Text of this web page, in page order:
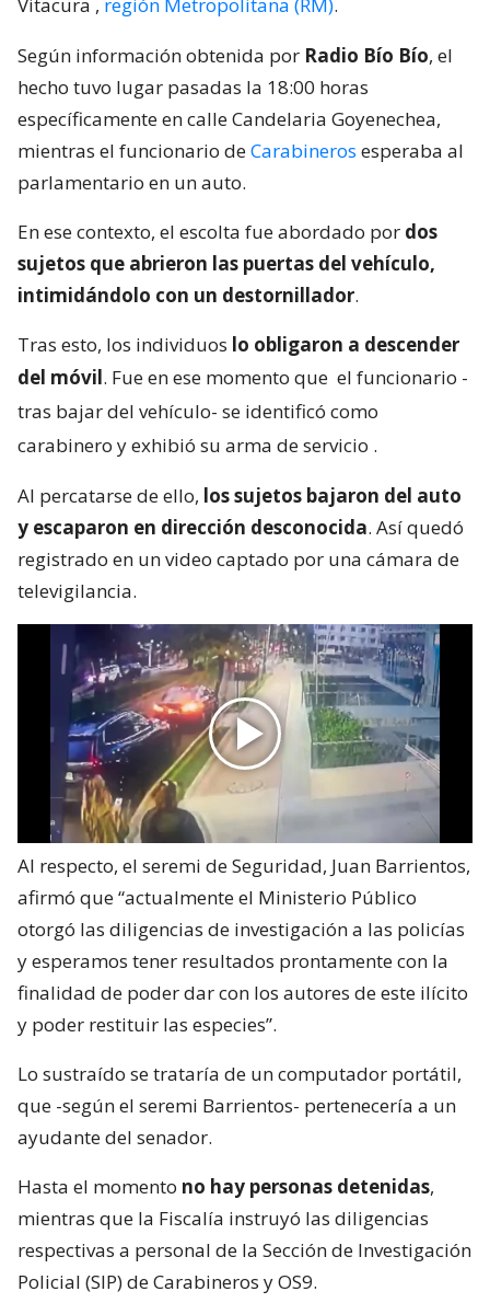
Unescolta del senador Rodolfo Carter (REP) frustró
un intento de asalto este viernes en la comuna de
Vitacura ,región Metropolitana (RM).
hecho tuvo lugar pasadas la 18:00 horas
específicamente en calle Candelaria Goyenechea,
mientras el funcionario deCarabinerosesperaba al
parlamentario en un auto.
En ese contexto, el escolta fue abordado pordos
sujetos que abrieron las puertas del vehículo,
intimidándolo con un destornillador.
Tras esto, los individuoslo obligaron a descender
del móvil. Fue en ese momento que el funcionario -
tras bajar del vehículo- se identificó como
carabinero y exhibió su arma de servicio
Al percatarse de ello,los sujetos bajaron del auto
y escaparon en dirección desconocida. Así quedó
registrado en un video captado por una cámara de
televigilancia.
Al respecto, el seremi de Seguridad, Juan Barrientos,
otorgó las diligencias de investigación a las policías
y esperamos tener resultados prontamente con la
finalidad de poder dar con los autores de este ilícito
y poder restituir las especies”.
Lo sustraído se trataría de un computador portátil,
que -según el seremi Barrientos- pertenecería a un
ayudante del senador.